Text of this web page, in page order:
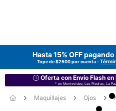
Hasta 15% OFF
Tope de $2500 por cuenta -
Oferta con Envío Flash
* en Montevideo, Las Piedras, La
Maquillajes Ojos